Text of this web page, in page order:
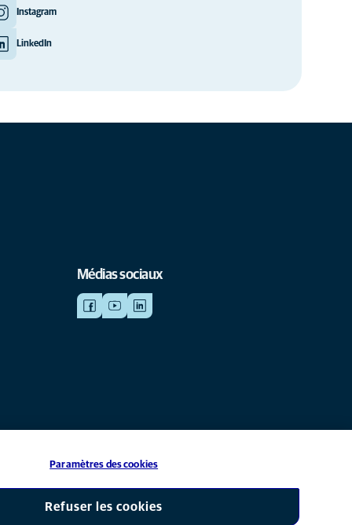
Instagram
LinkedIn
Médias sociaux
de Mars, Inc © 2026
Paramètres des cookies
Refuser les cookies